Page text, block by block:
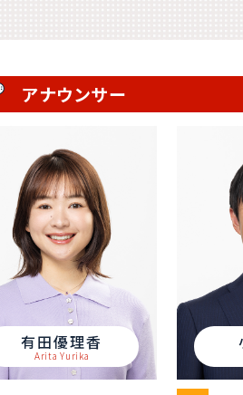
アナウンサー
有田優理香
Arita Yurika